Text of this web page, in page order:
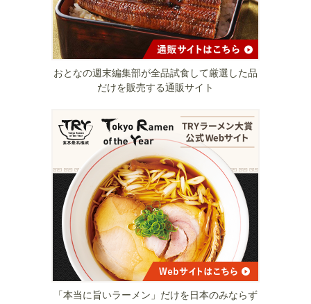
おとなの週末編集部が全品試食して厳選した品
だけを販売する通販サイト
「本当に旨いラーメン」だけを日本のみならず